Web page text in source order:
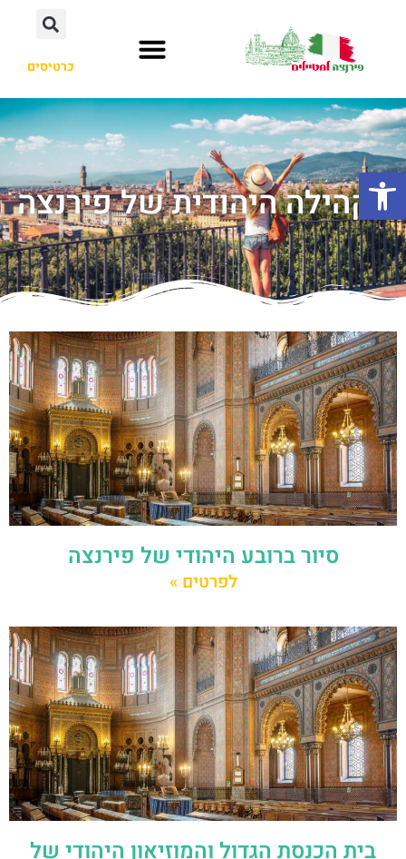
כרטיסים
הקהילה היהודית של פירנצה
סיור ברובע היהודי של פירנצה
לפרטים »
בית הכנסת הגדול והמוזיאון היהודי של
פתח סרגל נגישות